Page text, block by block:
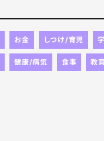
お金 しつけ/育児
健康/病気 食事 教